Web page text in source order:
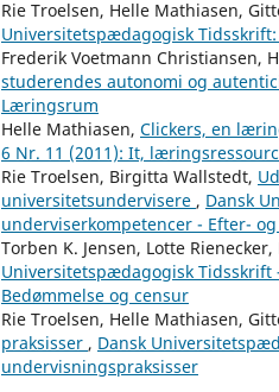
Rie Troelsen, Helle Mathiasen,
Universitetspædagogisk
Frederik Voetmann Christiansen,
studerendes autonomi og
Læringsrum
Helle Mathiasen, Clickers, en
6 Nr. 11 (2011): It,
Rie Troelsen, Birgitta Wallstedt,
universitetsundervisere , Dansk
underviserkompetencer - Efter-
Torben K. Jensen, Lotte
Universitetspædagogisk Tidsskrift
Bedømmelse og censur
Rie Troelsen, Helle Mathiasen,
praksisser , Dansk
undervisningspraksisser